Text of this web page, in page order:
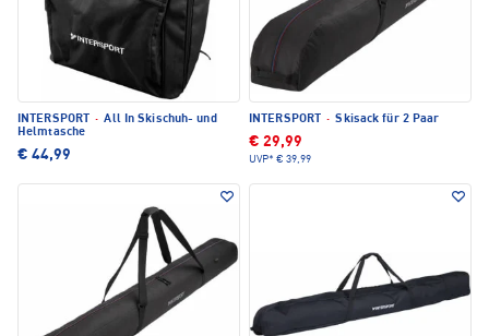
INTERSPORT · All In Skischuh- und
Helmtasche
€ 44,99
INTERSPORT · Skisack für 2 Paar
€ 29,99
UVP* € 39,99